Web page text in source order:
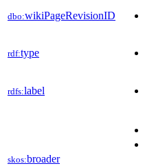
dbo:wikiPageRevisionID
rdf:type
rdfs:label
skos:broader